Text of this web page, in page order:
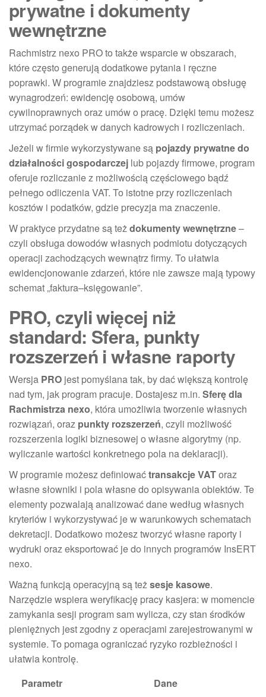
prywatne i dokumenty
wewnętrzne
Rachmistrz nexo PRO to także wsparcie w obszarach,
które często generują dodatkowe pytania i ręczne
poprawki. W programie znajdziesz podstawową obsługę
wynagrodzeń: ewidencję osobową, umów
cywilnoprawnych oraz umów o pracę. Dzięki temu możesz
utrzymać porządek w danych kadrowych i rozliczeniach.
Jeżeli w firmie wykorzystywane są pojazdy prywatne do
działalności gospodarczej lub pojazdy firmowe, program
oferuje rozliczanie z możliwością częściowego bądź
pełnego odliczenia VAT. To istotne przy rozliczeniach
kosztów i podatków, gdzie precyzja ma znaczenie.
W praktyce przydatne są teżdokumenty wewnętrzne–
czyli obsługa dowodów własnych podmiotu dotyczących
operacji zachodzących wewnątrz firmy. To ułatwia
ewidencjonowanie zdarzeń, które nie zawsze mają typowy
schemat „faktura–księgowanie”.
PRO, czyli więcej niż
standard: Sfera, punkty
rozszerzeń i własne raporty
Wersja PRO jest pomyślana tak, by dać większą kontrolę
nad tym, jak program pracuje. Dostajesz m.in. Sferę dla
Rachmistrza nexo, która umożliwia tworzenie własnych
rozwiązań, oraz punkty rozszerzeń, czyli możliwość
rozszerzenia logiki biznesowej o własne algorytmy (np.
wyliczanie wartości konkretnego pola na deklaracji).
W programie możesz definiowaćtransakcje VAToraz
własne słowniki i pola własne do opisywania obiektów. Te
elementy pozwalają analizować dane według własnych
kryteriów i wykorzystywać je w warunkowych schematach
dekretacji. Dodatkowo możesz tworzyć własne raporty i
wydruki oraz eksportować je do innych programów InsERT
nexo.
Ważną funkcją operacyjną są teżsesje kasowe.
Narzędzie wspiera weryfikację pracy kasjera: w momencie
zamykania sesji program sam wylicza, czy stan środków
pieniężnych jest zgodny z operacjami zarejestrowanymi w
systemie. To pomaga ograniczać ryzyko rozbieżności i
ułatwia kontrolę.
Parametr
Dane